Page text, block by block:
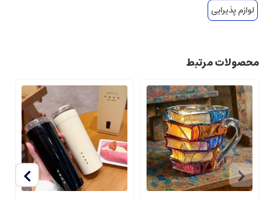
لوازم پذیرایی
محصولات مرتبط